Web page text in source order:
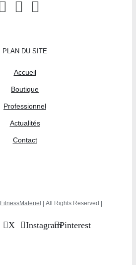
PLAN DU SITE
Accueil
Boutique
Professionnel
Actualités
Contact
FitnessMateriel | All Rights Reserved |
X InstagramPinterest